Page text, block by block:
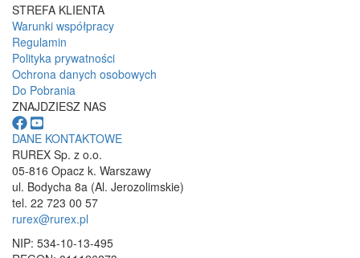
STREFA KLIENTA
Warunki współpracy
Regulamin
Polityka prywatności
Ochrona danych osobowych
Do Pobrania
ZNAJDZIESZ NAS
DANE KONTAKTOWE
RUREX Sp. z o.o.
05-816 Opacz k. Warszawy
ul. Bodycha 8a (Al. Jerozolimskie)
tel. 22 723 00 57
rurex@rurex.pl
NIP: 534-10-13-495